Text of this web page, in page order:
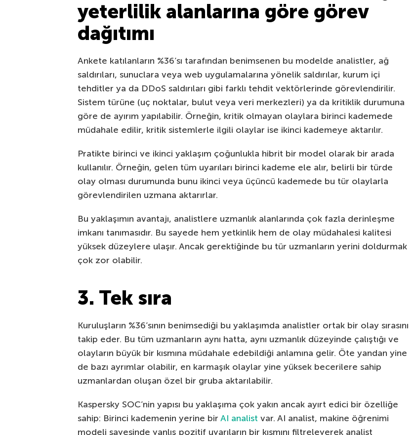
yeterlilik alanlarına göre görev
dağıtımı
Ankete katılanların %36’sı tarafından benimsenen bu modelde analistler, ağ
saldırıları, sunuclara veya web uygulamalarına yönelik saldırılar, kurum içi
tehditler ya da DDoS saldırıları gibi farklı tehdit vektörlerinde görevlendirilir.
Sistem türüne (uç noktalar, bulut veya veri merkezleri) ya da kritiklik durumuna
göre de ayırım yapılabilir. Örneğin, kritik olmayan olaylara birinci kademede
müdahale edilir, kritik sistemlerle ilgili olaylar ise ikinci kademeye aktarılır.
Pratikte birinci ve ikinci yaklaşım çoğunlukla hibrit bir model olarak bir arada
kullanılır. Örneğin, gelen tüm uyarıları birinci kademe ele alır, belirli bir türde
olay olması durumunda bunu ikinci veya üçüncü kademede bu tür olaylarla
görevlendirilen uzmana aktarırlar.
Bu yaklaşımın avantajı, analistlere uzmanlık alanlarında çok fazla derinleşme
imkanı tanımasıdır. Bu sayede hem yetkinlik hem de olay müdahalesi kalitesi
yüksek düzeylere ulaşır. Ancak gerektiğinde bu tür uzmanların yerini doldurmak
çok zor olabilir.
3. Tek sıra
Kuruluşların %36’sının benimsediği bu yaklaşımda analistler ortak bir olay sırasını
takip eder. Bu tüm uzmanların aynı hatta, aynı uzmanlık düzeyinde çalıştığı ve
olayların büyük bir kısmına müdahale edebildiği anlamına gelir. Öte yandan yine
de bazı ayrımlar olabilir, en karmaşık olaylar yine yüksek becerilere sahip
uzmanlardan oluşan özel bir gruba aktarılabilir.
Kaspersky SOC’nin yapısı bu yaklaşıma çok yakın ancak ayırt edici bir özelliğe
sahip: Birinci kademenin yerine bir AI analist var. AI analist, makine öğrenimi
modeli sayesinde yanlış pozitif uyarıların bir kısmını filtreleyerek analist